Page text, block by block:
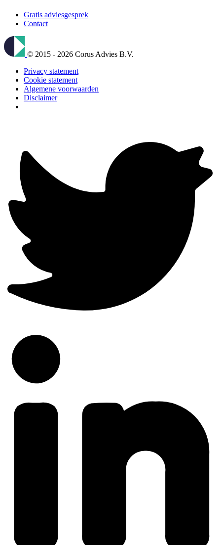
Gratis adviesgesprek
Contact
© 2015 - 2026 Corus Advies B.V.
Privacy statement
Cookie statement
Algemene voorwaarden
Disclaimer